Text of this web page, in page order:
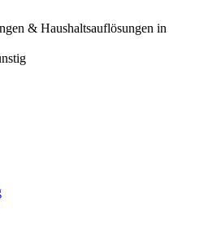
& Haushaltsauflösungen in